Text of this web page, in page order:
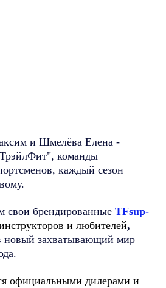
ТрэйлФит
и Шмелёва Елена -
команды
каждый сезон
свои брендированные TFsup-
и любителей,
новый захватывающий мир
официальными дилерами и